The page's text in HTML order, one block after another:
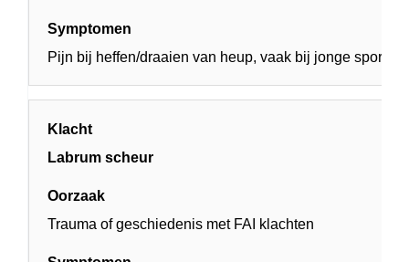
Pijn bij heffen/draaien van heup, vaak bij jonge sporters
Labrum scheur
Trauma of geschiedenis met FAI klachten